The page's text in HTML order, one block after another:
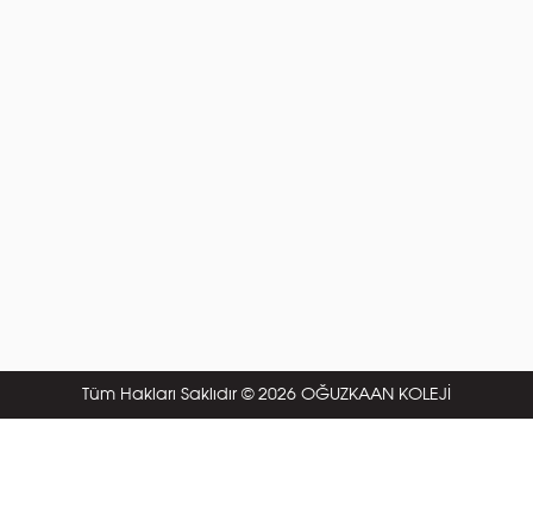
Tüm Hakları Saklıdır © 2026 OĞUZKAAN KOLEJİ